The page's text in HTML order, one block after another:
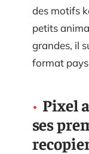
des motifs
petits
grandes, il
format
Pixel
ses